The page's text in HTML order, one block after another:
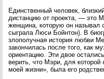
Единственный человек,
дистанцию от проекта, — это
женщина, которую он называл
сыграла Люси Бойнтон). В
злополучная история любви
закончилась после того, как
ориентацию. Эти двое
верить, что Мэри, для
моей жизни», была его